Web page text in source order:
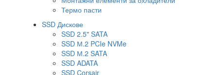
Термо пасти
SSD Дискове
SSD 2.5" SATA
SSD М.2 PCIe NVMe
SSD М.2 SATA
SSD ADATA
SSD Corsair